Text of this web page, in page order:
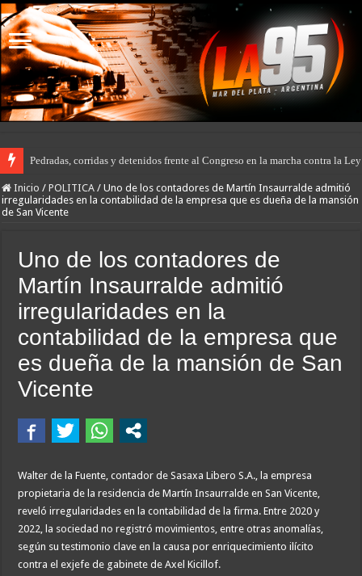
Pedradas, corridas y detenidos frente al Congreso en la marcha contra la
Inicio / POLITICA / Uno de los contadores de Martín Insaurralde admitió
irregularidades en la contabilidad de la empresa que es dueña de la mansión
de San Vicente
Uno de los contadores de
Martín Insaurralde admitió
irregularidades en la
contabilidad de la empresa que
es dueña de la mansión de San
Vicente
Walter de la Fuente, contador de Sasaxa Libero S.A., la empresa
propietaria de la residencia de Martín Insaurralde en San Vicente,
reveló irregularidades en la contabilidad de la firma. Entre 2020 y
2022, la sociedad no registró movimientos, entre otras anomalías,
según su testimonio clave en la causa por enriquecimiento ilícito
contra el exjefe de gabinete de Axel Kicillof.